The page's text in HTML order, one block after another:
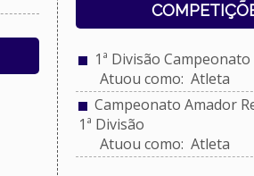
1ª Divisão Campeonato
Atuou como: Atleta
Campeonato Amador
1ª Divisão
Atuou como: Atleta